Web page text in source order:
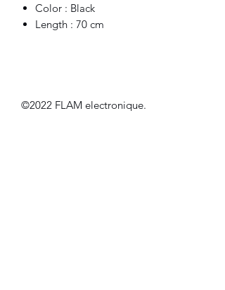
Color : Black
Length : 70 cm
©2022 FLAM electronique.